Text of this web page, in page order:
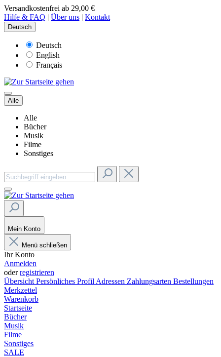
Versandkostenfrei ab 29,00 €
Hilfe & FAQ | Über uns | Kontakt
Deutsch
Deutsch
English
Français
Alle
Alle
Bücher
Musik
Filme
Sonstiges
Mein Konto
Menü schließen
Ihr Konto
Anmelden
oderregistrieren
Übersicht Persönliches Profil Adressen Zahlungsarten Bestellungen
Merkzettel
Warenkorb
Startseite
Bücher
Musik
Filme
Sonstiges
SALE